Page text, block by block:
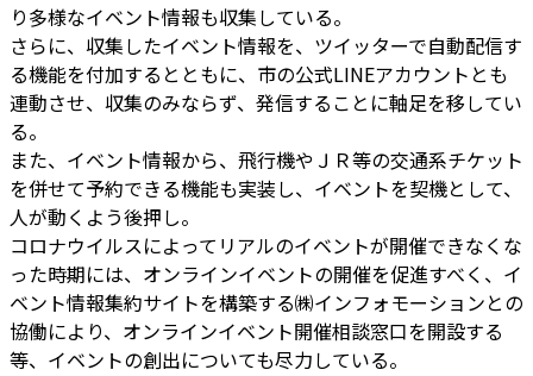
り多様なイベント情報も収集している。
さらに、収集したイベント情報を、ツイッターで自動配信す
る機能を付加するとともに、市の公式LINEアカウントとも
連動させ、収集のみならず、発信することに軸足を移してい
る。
また、イベント情報から、飛行機やＪＲ等の交通系チケット
を併せて予約できる機能も実装し、イベントを契機として、
人が動くよう後押し。
コロナウイルスによってリアルのイベントが開催できなくな
った時期には、オンラインイベントの開催を促進すべく、イ
ベント情報集約サイトを構築する㈱インフォモーションとの
協働により、オンラインイベント開催相談窓口を開設する
等、イベントの創出についても尽力している。